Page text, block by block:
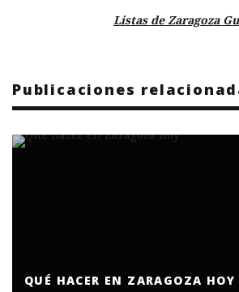
Listas de Zaragoza
Publicaciones
QUE HACER EN ZARAGOZA